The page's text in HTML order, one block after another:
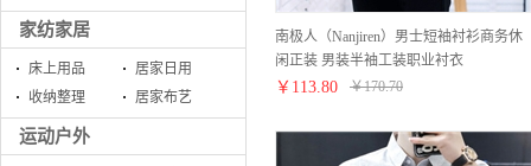
家纺家居
床上用品
居家日用
收纳整理
居家布艺
运动户外
南极人（Nanjiren）男士短袖衬衫商务休
闲正装 男装半袖工装职业衬衣
XGZDX601 短袖白色40
￥ 113.80 ￥170.70